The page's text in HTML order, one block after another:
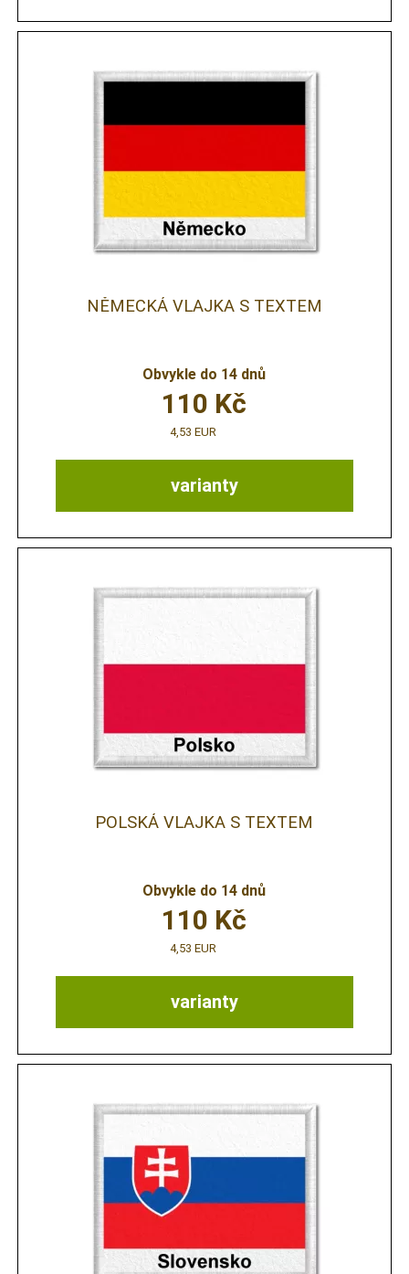
NĚMECKÁ VLAJKA S TEXTEM
Obvykle do 14 dnů
varianty
110 Kč
4,53 EUR
POLSKÁ VLAJKA S TEXTEM
Obvykle do 14 dnů
varianty
110 Kč
4,53 EUR